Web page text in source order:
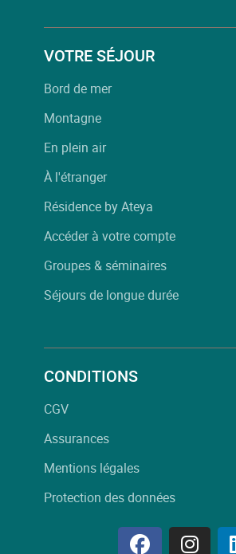
VOTRE SÉJOUR
Bord de mer
Montagne
En plein air
À l'étranger
Résidence by Ateya
Accéder à votre compte
Groupes & séminaires
Séjours de longue durée
CONDITIONS
CGV
Assurances
Mentions légales
Protection des données